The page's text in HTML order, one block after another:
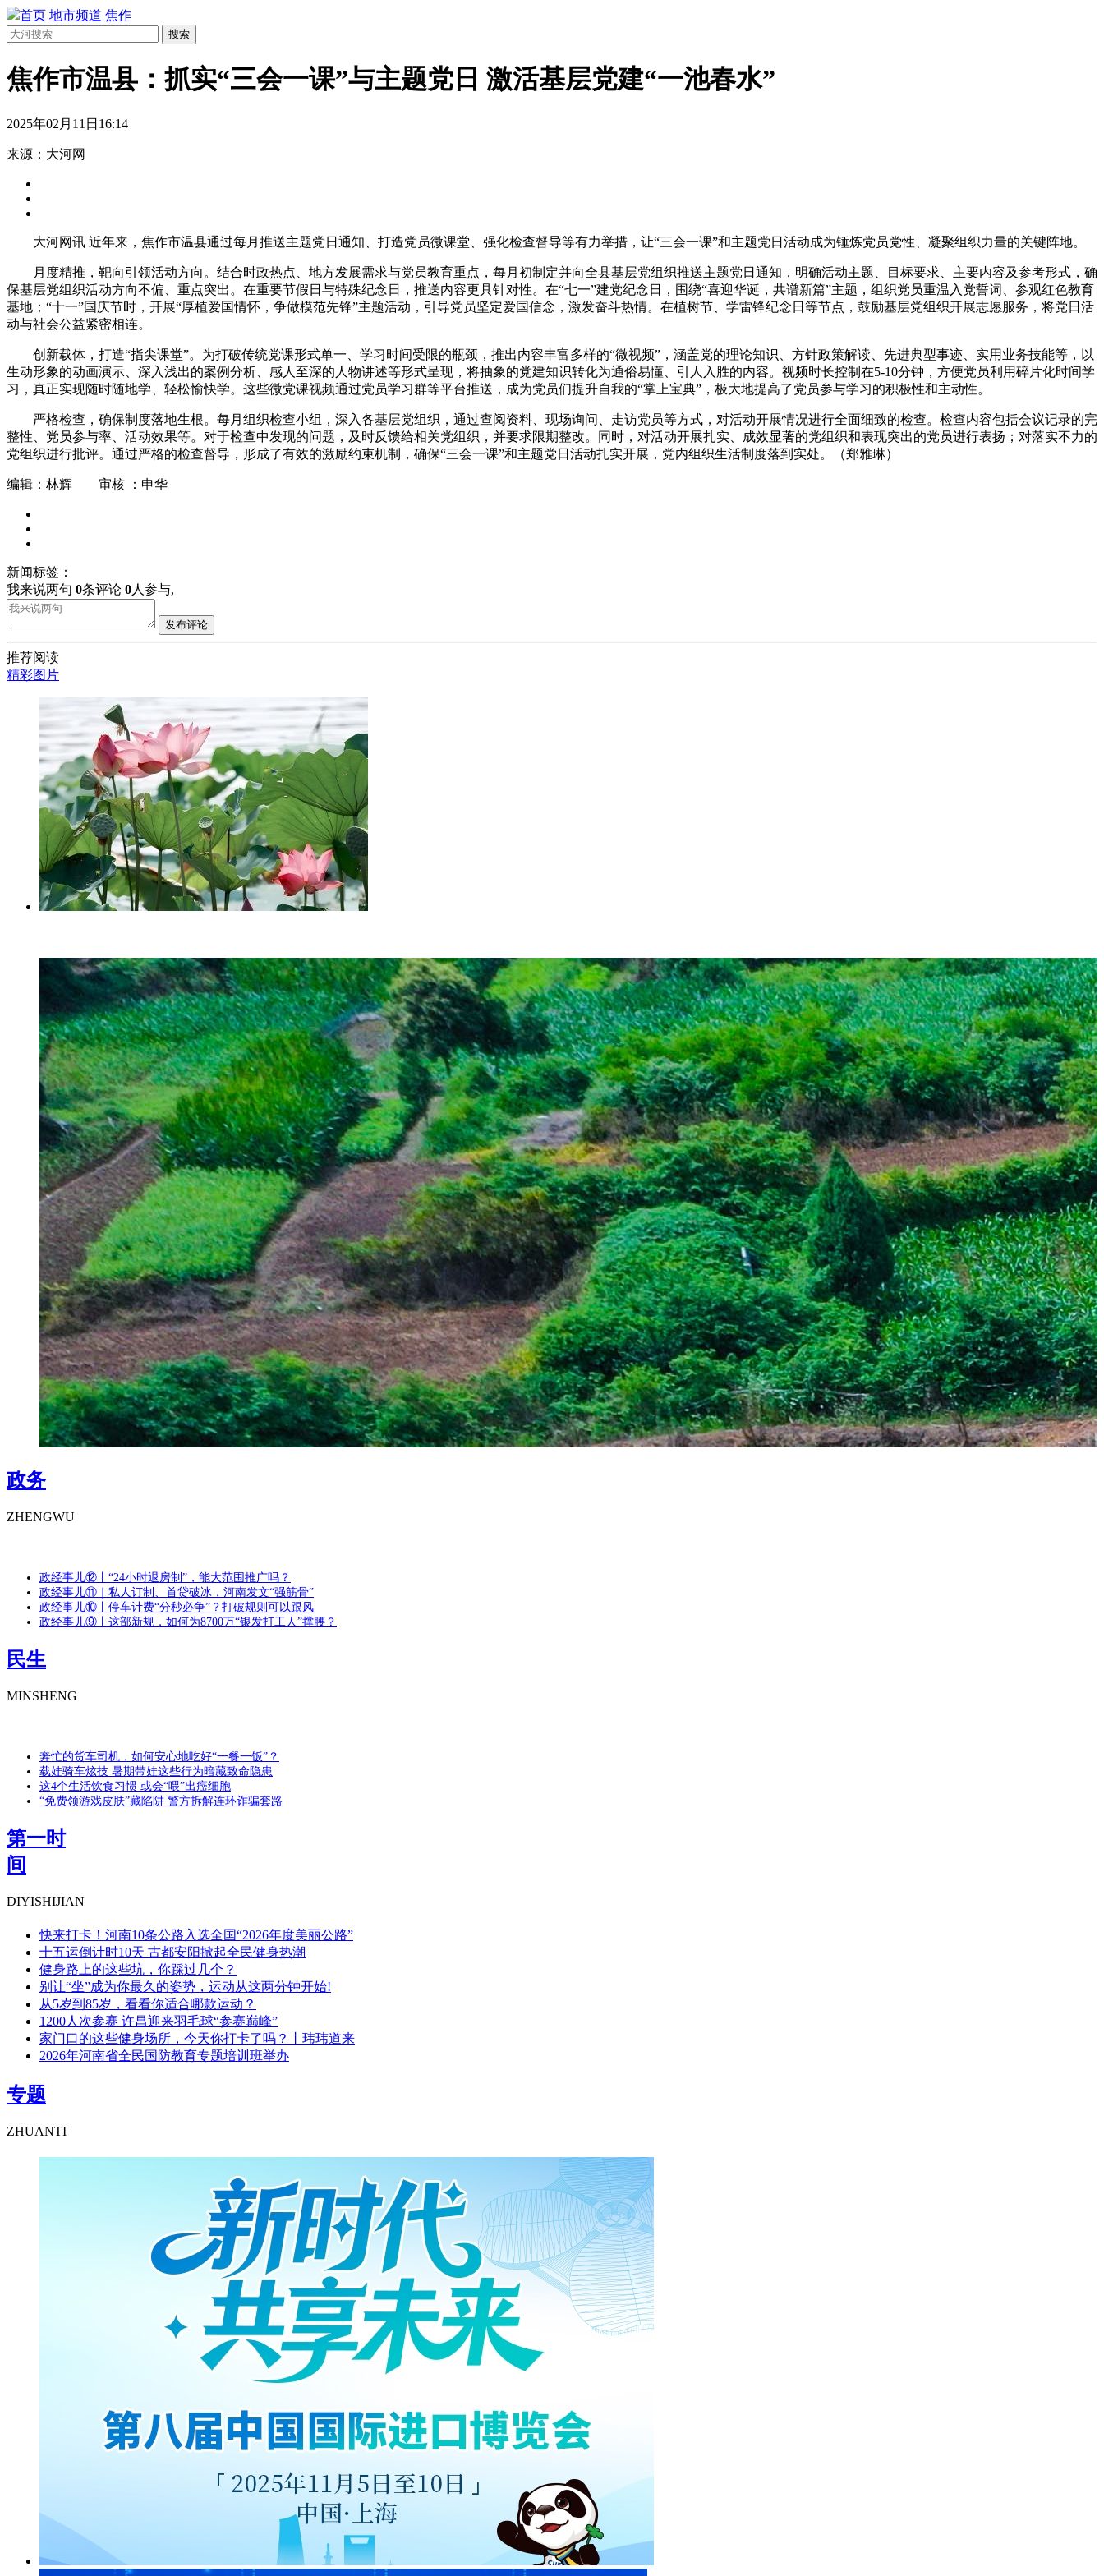
首页 地市频道 焦作
搜索
焦作市温县：抓实“三会一课”与主题党日 激活基层党建“一池春水”
2025年02月11日16:14
来源：大河网
大河网讯 近年来，焦作市温县通过每月推送主题党日通知、打造党员微课堂、强化检查督导等有力举措，让“三会一课”和主题党日活动成为锤炼党员党性、凝聚组织力量的关键阵地。
月度精推，靶向引领活动方向。结合时政热点、地方发展需求与党员教育重点，每月初制定并向全县基层党组织推送主题党日通知，明确活动主题、目标要求、主要内容及参考形式，确
保基层党组织活动方向不偏、重点突出。在重要节假日与特殊纪念日，推送内容更具针对性。在“七一”建党纪念日，围绕“喜迎华诞，共谱新篇”主题，组织党员重温入党誓词、参观红色教育
基地；“十一”国庆节时，开展“厚植爱国情怀，争做模范先锋”主题活动，引导党员坚定爱国信念，激发奋斗热情。在植树节、学雷锋纪念日等节点，鼓励基层党组织开展志愿服务，将党日活
动与社会公益紧密相连。
创新载体，打造“指尖课堂”。为打破传统党课形式单一、学习时间受限的瓶颈，推出内容丰富多样的“微视频”，涵盖党的理论知识、方针政策解读、先进典型事迹、实用业务技能等，以
生动形象的动画演示、深入浅出的案例分析、感人至深的人物讲述等形式呈现，将抽象的党建知识转化为通俗易懂、引人入胜的内容。视频时长控制在5-10分钟，方便党员利用碎片化时间学
习，真正实现随时随地学、轻松愉快学。这些微党课视频通过党员学习群等平台推送，成为党员们提升自我的“掌上宝典”，极大地提高了党员参与学习的积极性和主动性。
严格检查，确保制度落地生根。每月组织检查小组，深入各基层党组织，通过查阅资料、现场询问、走访党员等方式，对活动开展情况进行全面细致的检查。检查内容包括会议记录的完
整性、党员参与率、活动效果等。对于检查中发现的问题，及时反馈给相关党组织，并要求限期整改。同时，对活动开展扎实、成效显著的党组织和表现突出的党员进行表扬；对落实不力的
党组织进行批评。通过严格的检查督导，形成了有效的激励约束机制，确保“三会一课”和主题党日活动扎实开展，党内组织生活制度落到实处。（郑雅琳）
编辑：林辉 审核 ：申华
新闻标签：
我来说两句 0条评论 0人参与,
发布评论
推荐阅读